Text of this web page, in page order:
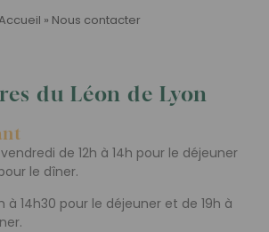
» Nous contacter
du Léon de Lyon
de 12h à 14h pour le déjeuner
le dîner.
à 14h30 pour le déjeuner et de 19h à